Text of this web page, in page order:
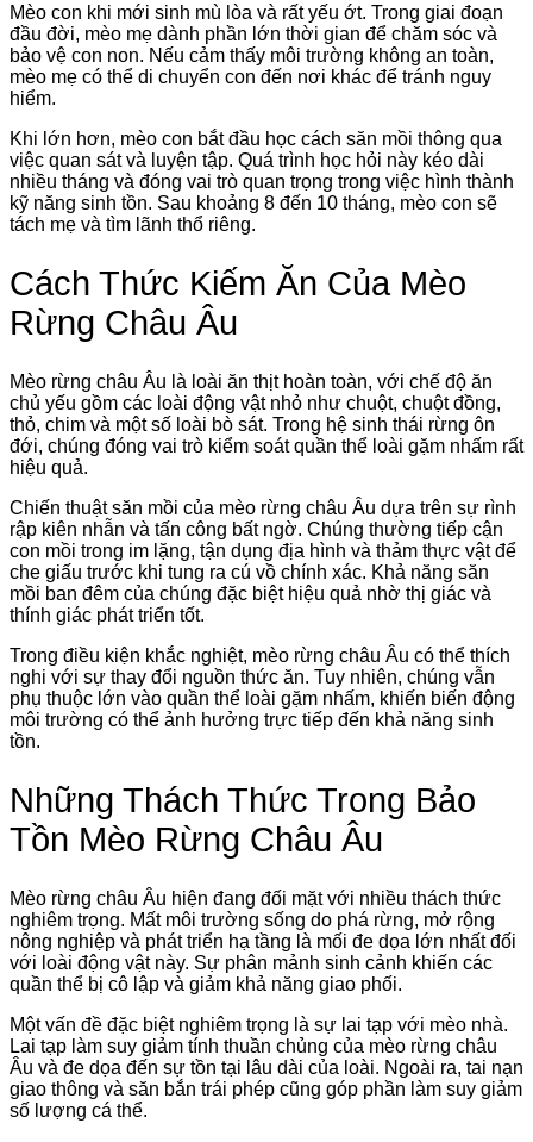
Mèo con khi mới sinh mù lòa và rất yếu ớt. Trong giai đoạn
đầu đời, mèo mẹ dành phần lớn thời gian để chăm sóc và
bảo vệ con non. Nếu cảm thấy môi trường không an toàn,
mèo mẹ có thể di chuyển con đến nơi khác để tránh nguy
hiểm.
Khi lớn hơn, mèo con bắt đầu học cách săn mồi thông qua
việc quan sát và luyện tập. Quá trình học hỏi này kéo dài
nhiều tháng và đóng vai trò quan trọng trong việc hình thành
kỹ năng sinh tồn. Sau khoảng 8 đến 10 tháng, mèo con sẽ
tách mẹ và tìm lãnh thổ riêng.
Cách Thức Kiếm Ăn Của Mèo
Rừng Châu Âu
Mèo rừng châu Âu là loài ăn thịt hoàn toàn, với chế độ ăn
chủ yếu gồm các loài động vật nhỏ như chuột, chuột đồng,
thỏ, chim và một số loài bò sát. Trong hệ sinh thái rừng ôn
đới, chúng đóng vai trò kiểm soát quần thể loài gặm nhấm rất
hiệu quả.
Chiến thuật săn mồi của mèo rừng châu Âu dựa trên sự rình
rập kiên nhẫn và tấn công bất ngờ. Chúng thường tiếp cận
con mồi trong im lặng, tận dụng địa hình và thảm thực vật để
che giấu trước khi tung ra cú vồ chính xác. Khả năng săn
mồi ban đêm của chúng đặc biệt hiệu quả nhờ thị giác và
thính giác phát triển tốt.
Trong điều kiện khắc nghiệt, mèo rừng châu Âu có thể thích
nghi với sự thay đổi nguồn thức ăn. Tuy nhiên, chúng vẫn
phụ thuộc lớn vào quần thể loài gặm nhấm, khiến biến động
môi trường có thể ảnh hưởng trực tiếp đến khả năng sinh
tồn.
Những Thách Thức Trong Bảo
Tồn Mèo Rừng Châu Âu
Mèo rừng châu Âu hiện đang đối mặt với nhiều thách thức
nghiêm trọng. Mất môi trường sống do phá rừng, mở rộng
nông nghiệp và phát triển hạ tầng là mối đe dọa lớn nhất đối
với loài động vật này. Sự phân mảnh sinh cảnh khiến các
quần thể bị cô lập và giảm khả năng giao phối.
Một vấn đề đặc biệt nghiêm trọng là sự lai tạp với mèo nhà.
Lai tạp làm suy giảm tính thuần chủng của mèo rừng châu
Âu và đe dọa đến sự tồn tại lâu dài của loài. Ngoài ra, tai nạn
giao thông và săn bắn trái phép cũng góp phần làm suy giảm
số lượng cá thể.